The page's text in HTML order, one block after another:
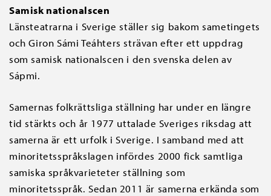
Samisk nationalscen
Länsteatrarna i Sverige ställer sig bakom sametingets
och Giron Sámi Teáhters strävan efter ett uppdrag
som samisk nationalscen i den svenska delen av
Sápmi.
Samernas folkrättsliga ställning har under en längre
tid stärkts och år 1977 uttalade Sveriges riksdag att
samerna är ett urfolk i Sverige. I samband med att
minoritetsspråkslagen infördes 2000 fick samtliga
samiska språkvarieteter ställning som
minoritetsspråk. Sedan 2011 är samerna erkända som